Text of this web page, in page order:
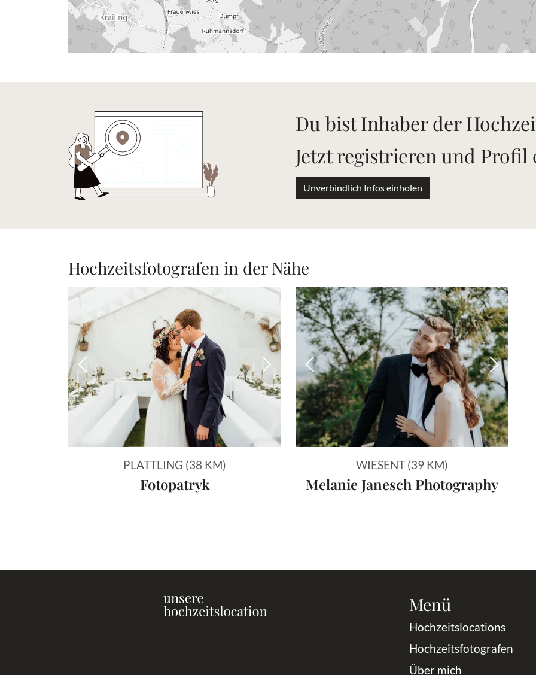
Du bist Inhaber der
Jetzt registrieren und Profil
Unverbindlich Infos einholen
Hochzeitsfotografen in der Nähe
Vorheriges Bild Nächstes Bild
PLATTLING (38 KM)
Fotopatryk
Vorheriges Bild
WIESENT (39 KM)
Melanie Janesch Photography
Menü
Hochzeitslocations
Hochzeitsfotografen
Über mich